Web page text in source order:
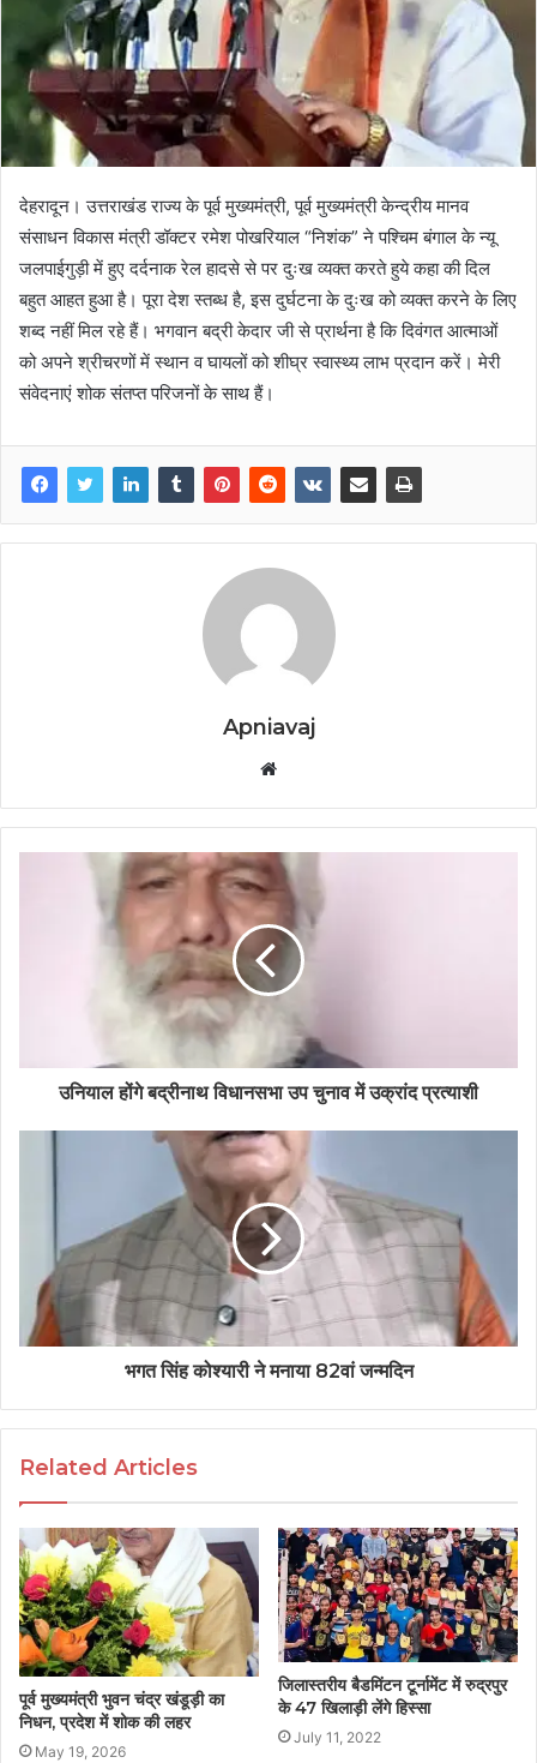
देहरादून। उत्तराखंड राज्य के पूर्व मुख्यमंत्री, पूर्व मुख्यमंत्री केन्द्रीय मानव
संसाधन विकास मंत्री डॉक्टर रमेश पोखरियाल “निशंक” ने पश्चिम बंगाल के न्यू
जलपाईगुड़ी में हुए दर्दनाक रेल हादसे से पर दुःख व्यक्त करते हुये कहा की दिल
बहुत आहत हुआ है। पूरा देश स्तब्ध है, इस दुर्घटना के दुःख को व्यक्त करने के लिए
शब्द नहीं मिल रहे हैं। भगवान बद्री केदार जी से प्रार्थना है कि दिवंगत आत्माओं
को अपने श्रीचरणों में स्थान व घायलों को शीघ्र स्वास्थ्य लाभ प्रदान करें। मेरी
संवेदनाएं शोक संतप्त परिजनों के साथ हैं।
Apniavaj
b
s
e
उनियाल होंगे बद्रीनाथ विधानसभा उप चुनाव में उक्रांद प्रत्याशी
भगत सिंह कोश्यारी ने मनाया 82वां जन्मदिन
Related Articles
पूर्व मुख्यमंत्री भुवन चंद्र खंडूड़ी का
निधन, प्रदेश में शोक की लहर
May 19, 2026
जिलास्तरीय बैडमिंटन टूर्नामेंट में रुद्रपुर
के 47 खिलाड़ी लेंगे हिस्सा
July 11, 2022